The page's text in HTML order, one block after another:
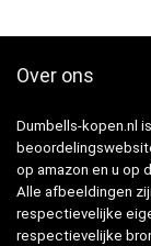
Over ons
Dumbells-kopen.nl
op amazon en u op
Alle afbeeldingen
respectievelijke
respectievelijke